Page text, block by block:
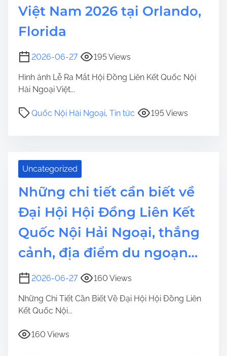
Việt Nam 2026 tại Orlando,
Florida
2026-06-27 195 Views
Hình ảnh Lễ Ra Mắt Hội Đồng Liên Kết Quốc Nội
Hải Ngoại Việt...
Quốc Nội Hải Ngoại, Tin tức 195 Views
Uncategorized
Những chi tiết cần biết về
Đại Hội Hội Đồng Liên Kết
Quốc Nội Hải Ngoại, thắng
cảnh, địa điểm du ngoạn…
2026-06-27 160 Views
Những Chi Tiết Cần Biết Về Đại Hội Hội Đồng Liên
Kết Quốc Nội...
160 Views